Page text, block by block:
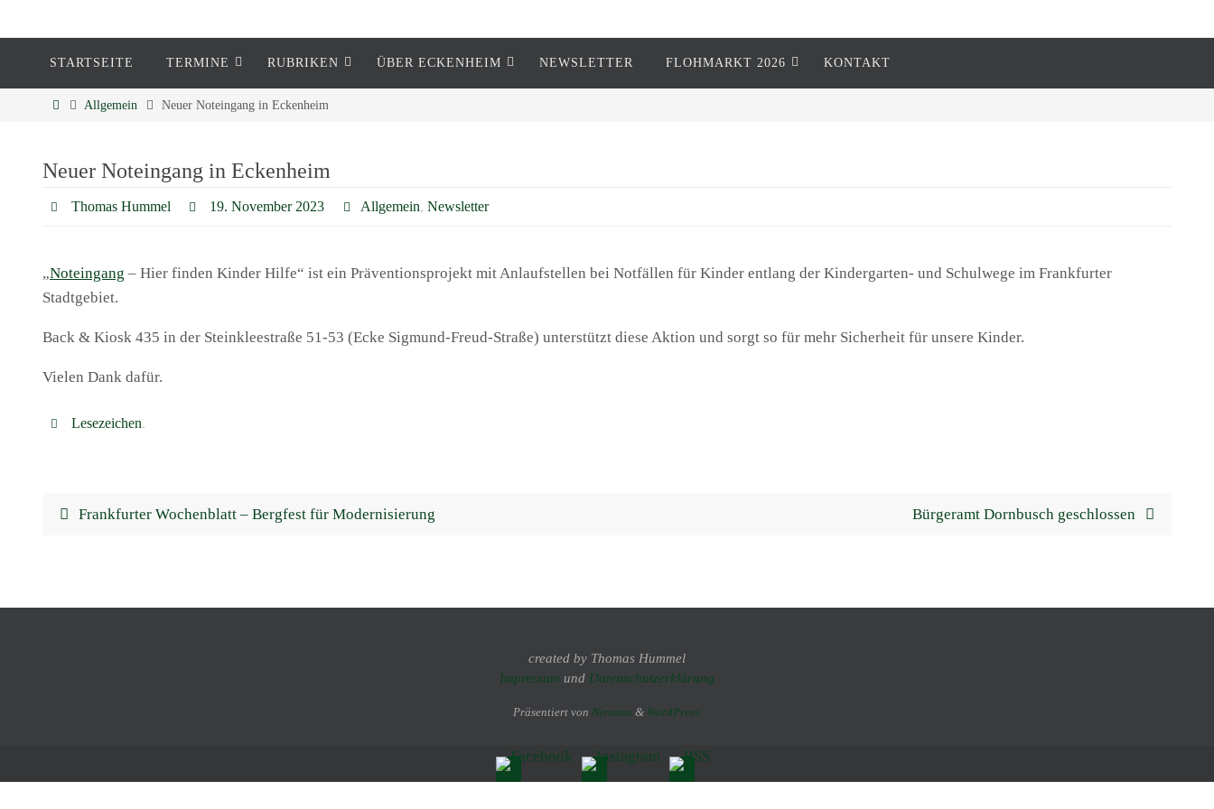
Eckenheim
STARTSEITE TERMINE RUBRIKEN ÜBER ECKENHEIM NEWSLETTER FLOHMARKT 2026 KONTAKT
Allgemein Neuer Noteingang in Eckenheim
Neuer Noteingang in Eckenheim
Thomas Hummel 19. November 2023 Allgemein,Newsletter
„Noteingang – Hier finden Kinder Hilfe“ ist ein Präventionsprojekt mit Anlaufstellen bei Notfällen für Kinder entlang der Kindergarten- und Schulwege im Frankfurter
Stadtgebiet.
Back & Kiosk 435 in der Steinkleestraße 51-53 (Ecke Sigmund-Freud-Straße) unterstützt diese Aktion und sorgt so für mehr Sicherheit für unsere Kinder.
Vielen Dank dafür.
Lesezeichen.
Frankfurter Wochenblatt – Bergfest für Modernisierung Bürgeramt Dornbusch geschlossen
created by Thomas Hummel
Impressum und Datenschutzerklärung
Präsentiert von Nirvana & WordPress.